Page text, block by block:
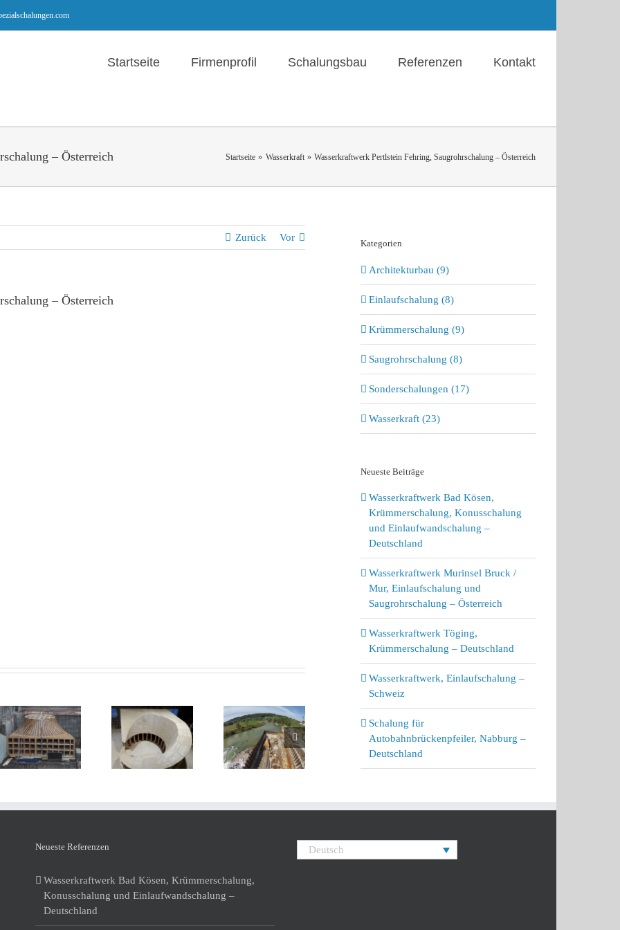
Startseite Firmenprofil Schalungsbau Referenzen Kontakt
– Österreich Startseite Wasserkraft Wasserkraftwerk Pertlstein Fehring, Saugrohrschalung – Österreich
Zurück Vor
– Österreich
Wasserkraftwerk
Töging,
Wasserkraftwerk,
Einlaufschalung
Schachtkraftwerk
an der Loisach
Kategorien
Architekturbau (9)
Einlaufschalung (8)
Krümmerschalung (9)
Saugrohrschalung (8)
Sonderschalungen (17)
Wasserkraft (23)
Neueste Beiträge
Wasserkraftwerk Bad Kösen,
Krümmerschalung, Konusschalung
und Einlaufwandschalung –
Deutschland
Wasserkraftwerk Murinsel Bruck /
Mur, Einlaufschalung und
Saugrohrschalung – Österreich
Wasserkraftwerk Töging,
Krümmerschalung – Deutschland
Wasserkraftwerk, Einlaufschalung –
Schweiz
Schalung für
Autobahnbrückenpfeiler, Nabburg –
Deutschland
Neueste Referenzen
Wasserkraftwerk Bad Kösen, Krümmerschalung,
Konusschalung und Einlaufwandschalung –
Deutschland
Deutsch